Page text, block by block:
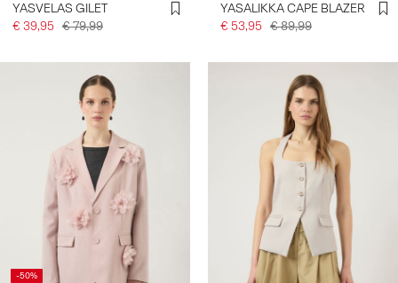
YASVELAS GILET
€ 39,95 € 79,99
YASALIKKA CAPE BLAZER
€ 53,95 € 89,99
-50%